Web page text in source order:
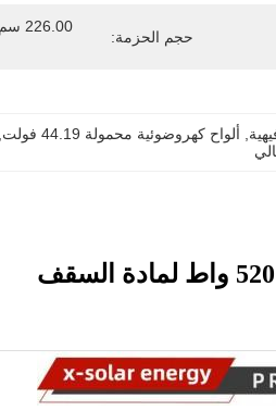
حجم الحزمة:
ألواح كهروضوئية محمولة 44.19 فولت